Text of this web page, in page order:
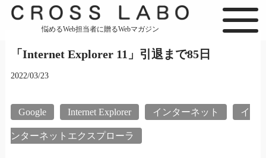
悩めるWeb担当者に贈るWebマガジン
「Internet Explorer 11」引退まで85日
2022/03/23
Google Internet Explorer インターネット イ
ンターネットエクスプローラ